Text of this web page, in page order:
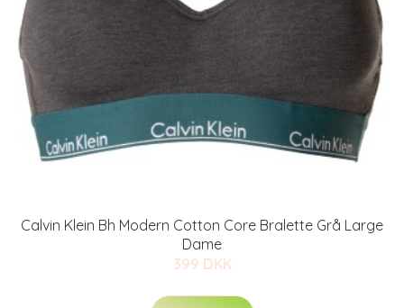
Calvin Klein Bh Modern Cotton Core Bralette Grå Large
Dame
399 DKK